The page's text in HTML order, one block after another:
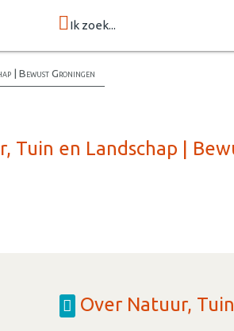
Ik zoek...
| Bewust Groningen
Tuin en Landschap |
Over Natuur,